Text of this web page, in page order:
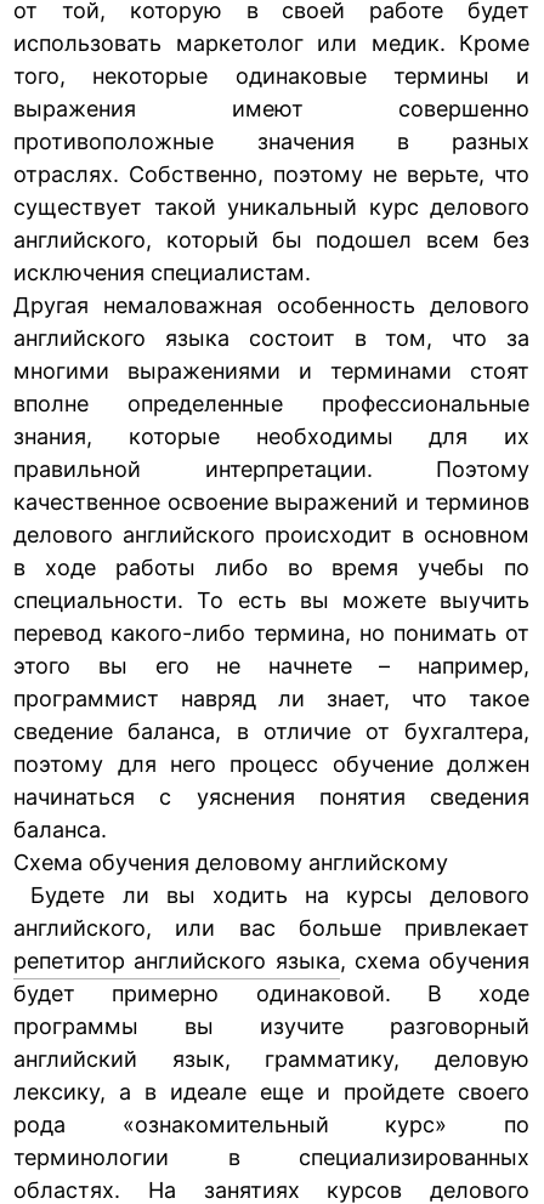
от той, которую в своей работе будет
использовать маркетолог или медик. Кроме
того, некоторые одинаковые термины и
выражения имеют совершенно
противоположные значения в разных
отраслях. Собственно, поэтому не верьте, что
существует такой уникальный курс делового
английского, который бы подошел всем без
исключения специалистам.
Другая немаловажная особенность делового
английского языка состоит в том, что за
многими выражениями и терминами стоят
вполне определенные профессиональные
знания, которые необходимы для их
правильной интерпретации. Поэтому
качественное освоение выражений и терминов
делового английского происходит в основном
в ходе работы либо во время учебы по
специальности. То есть вы можете выучить
перевод какого-либо термина, но понимать от
этого вы его не начнете – например,
программист навряд ли знает, что такое
сведение баланса, в отличие от бухгалтера,
поэтому для него процесс обучение должен
начинаться с уяснения понятия сведения
баланса.
Схема обучения деловому английскому
Будете ли вы ходить на курсы делового
английского, или вас больше привлекает
репетитор английского языка, схема обучения
будет примерно одинаковой. В ходе
программы вы изучите разговорный
английский язык, грамматику, деловую
лексику, а в идеале еще и пройдете своего
рода «ознакомительный курс» по
терминологии в специализированных
областях. На занятиях курсов делового